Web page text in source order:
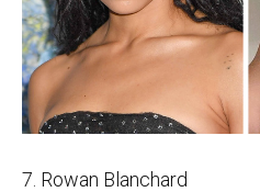
7. Rowan Blanchard